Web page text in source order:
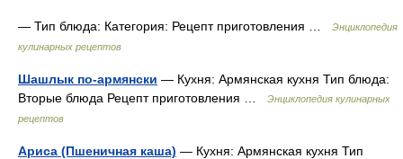
— Тип блюда: Категория: Рецепт приготовления …
Энциклопедия
кулинарных рецептов
Шашлык по-армянски — Кухня: Армянская кухня Тип блюда:
Вторые блюда Рецепт приготовления …
Энциклопедия кулинарных
рецептов
Ариса (Пшеничная каша) — Кухня: Армянская кухня Тип